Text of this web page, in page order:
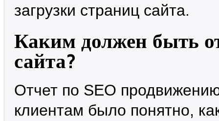
загрузки страниц сайта.
Каким должен быть
сайта?
Отчет по SEO
клиентам было понятно,